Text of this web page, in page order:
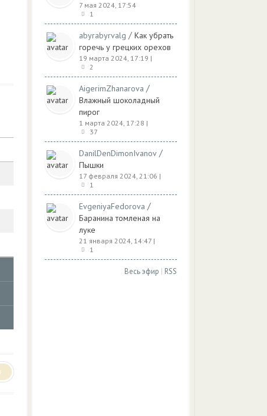
7 мая 2024, 17:54
1
abyrabyrvalg / Как убрать
горечь у грецких орехов
19 марта 2024, 17:19 |
2
AigerimZhanarova /
Влажный шоколадный
пирог
1 марта 2024, 17:28 |
37
DanilDenDimonIvanov /
Пышки
17 февраля 2024, 21:06 |
1
EvgeniyaFedorova /
Баранина томленая на
луке
21 января 2024, 14:47 |
1
Весь эфир | RSS